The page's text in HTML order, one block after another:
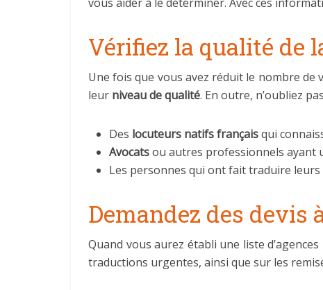
Vérifiez la qualité de
Une fois que vous avez réduit le nombre de
leur niveau de qualité. En outre, n’oubliez
Des locuteurs natifs françaisqui
Avocatsou autres professionnels ayant
Les personnes qui ont fait traduire leurs
Demandez des
Quand vous aurez établi une liste
traductions urgentes, ainsi que sur les